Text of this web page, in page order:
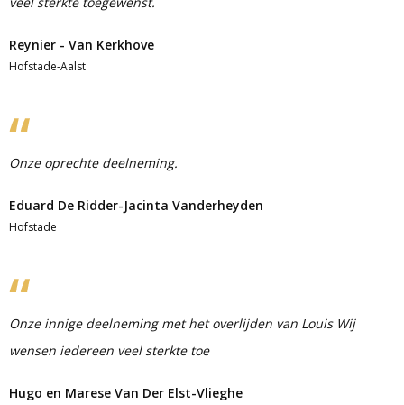
Reynier - Van Kerkhove
Hofstade-Aalst
Onze oprechte deelneming.
Eduard De Ridder-Jacinta Vanderheyden
Hofstade
Onze innige deelneming met het overlijden van Louis Wij
wensen iedereen veel sterkte toe
Hugo en Marese Van Der Elst-Vlieghe